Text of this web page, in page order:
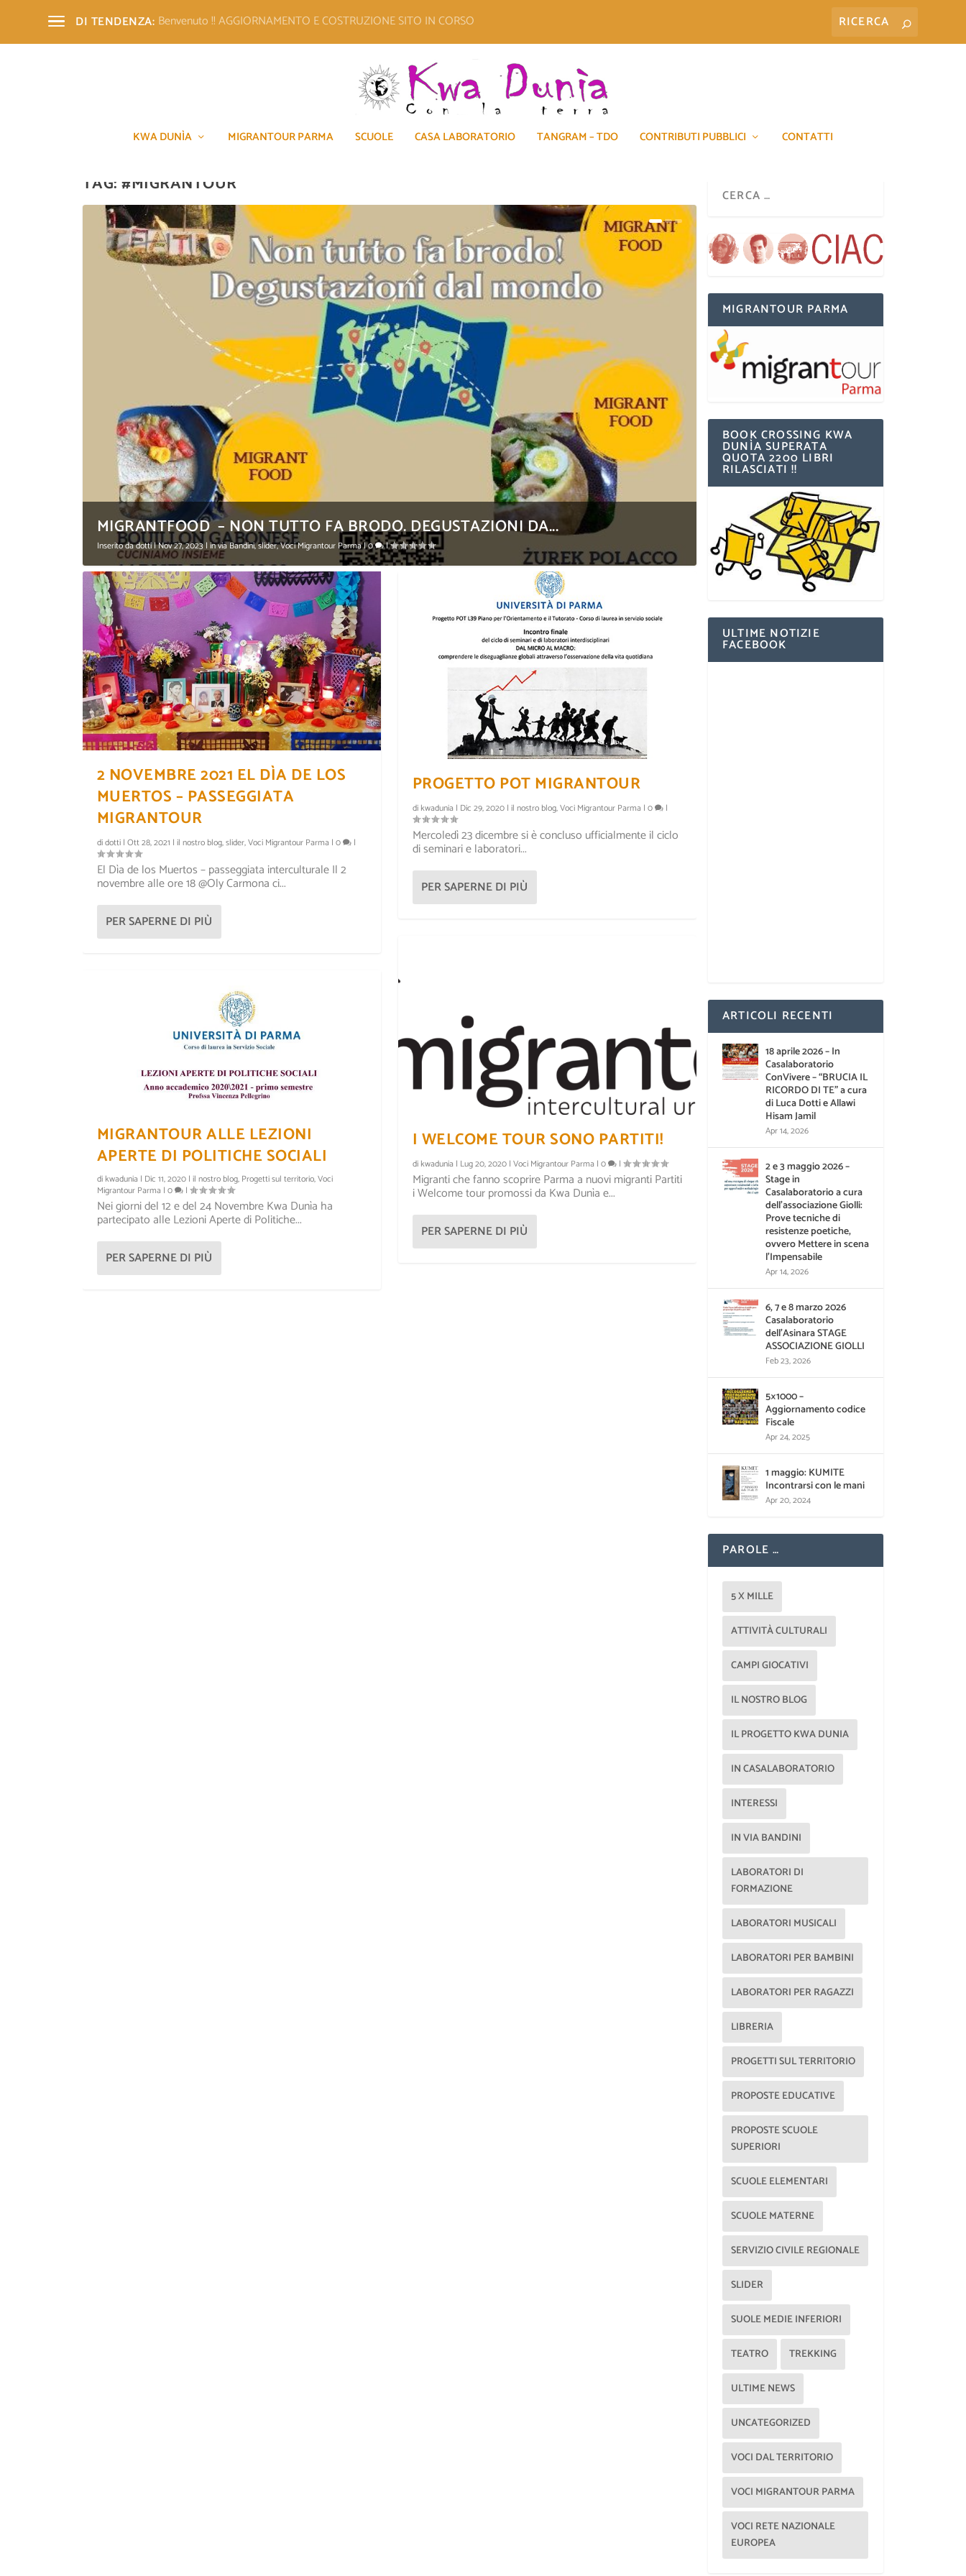
DI TENDENZA: Benvenuto !! AGGIORNAMENTO E COSTRUZIONE SITO IN CORSO
KWA DUNÌA MIGRANTOUR PARMA SCUOLE CASA LABORATORIO TANGRAM – TDO CONTRIBUTI PUBBLICI CONTATTI
TAG:#MIGRANTOUR
MIGRANTFOOD – NON TUTTO FA BRODO. DEGUSTAZIONI DA...
Inserito dadotti|Nov 27, 2023| in via Bandini,slider,Voci Migrantour Parma|0 |
LA VENEZIA DI GHOLAM NAJAFI
Inserito dakwadunia|Nov 16, 2018|
KWA DUNÌA, LE CULTURE DEL MAPPAMONDO
Inserito dakwadunia|Nov 12, 2018|
2 NOVEMBRE 2021 EL DÌA DE LOS
MUERTOS – PASSEGGIATA
MIGRANTOUR
didotti| Ott 28, 2021 | il nostro blog,slider,Voci Migrantour Parma | 0 |
El Dìa de los Muertos – passeggiata interculturale Il 2
novembre alle ore 18 @Oly Carmona ci...
PER SAPERNE DI PIÙ
MIGRANTOUR ALLE LEZIONI
APERTE DI POLITICHE SOCIALI
di kwadunia | Dic 11, 2020| il nostro blog, Progetti sul territorio,Voci
Migrantour Parma | 0 |
Nei giorni del 12 e del 24 Novembre Kwa Dunìa ha
partecipato alle Lezioni Aperte di Politiche...
PER SAPERNE DI PIÙ
PROGETTO POT MIGRANTOUR
di kwadunia | Dic 29, 2020| il nostro blog,Voci Migrantour Parma | 0 |
Mercoledì 23 dicembre si è concluso ufficialmente il ciclo
di seminari e laboratori...
PER SAPERNE DI PIÙ
I WELCOME TOUR SONO PARTITI!
di kwadunia | Lug 20, 2020| Voci Migrantour Parma | 0 |
Migranti che fanno scoprire Parma a nuovi migranti Partiti
i Welcome tour promossi da Kwa Dunìa e...
PER SAPERNE DI PIÙ
MIGRANTOUR PARMA
BOOK CROSSING KWA
DUNÌA SUPERATA
QUOTA 2200 LIBRI
RILASCIATI !!
ULTIME NOTIZIE
FACEBOOK
ARTICOLI RECENTI
18 aprile 2026 – In
Casalaboratorio
ConVivere – “BRUCIA IL
RICORDO DI TE” a cura
di Luca Dotti e Allawi
Hisam Jamil
Apr 14, 2026
2 e 3 maggio 2026 –
Stage in
Casalaboratorio a cura
dell’associazione Giolli:
Prove tecniche di
resistenze poetiche,
ovvero Mettere in scena
l’Impensabile
Apr 14, 2026
6, 7 e 8 marzo 2026
Casalaboratorio
dell’Asinara STAGE
ASSOCIAZIONE GIOLLI
Feb 23, 2026
5×1000 –
Aggiornamento codice
Fiscale
Apr 24, 2025
1 maggio: KUMITE
Incontrarsi con le mani
Apr 20, 2024
PAROLE …
5 X MILLE
ATTIVITÀ CULTURALI
CAMPI GIOCATIVI
IL NOSTRO BLOG
IL PROGETTO KWA DUNIA
IN CASALABORATORIO
INTERESSI
IN VIA BANDINI
LABORATORI DI
FORMAZIONE
LABORATORI MUSICALI
LABORATORI PER BAMBINI
LABORATORI PER RAGAZZI
LIBRERIA
PROGETTI SUL TERRITORIO
PROPOSTE EDUCATIVE
PROPOSTE SCUOLE
SUPERIORI
SCUOLE ELEMENTARI
SCUOLE MATERNE
SERVIZIO CIVILE REGIONALE
SLIDER
SUOLE MEDIE INFERIORI
TEATRO TREKKING
ULTIME NEWS
UNCATEGORIZED
VOCI DAL TERRITORIO
VOCI MIGRANTOUR PARMA
VOCI RETE NAZIONALE
EUROPEA